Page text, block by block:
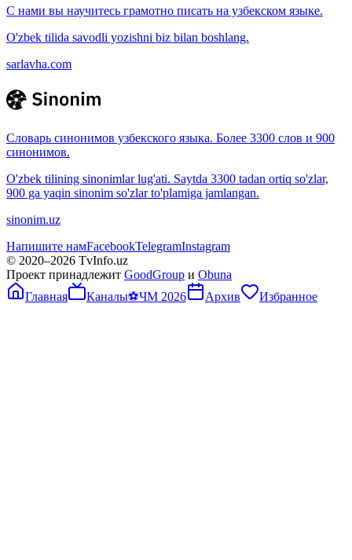
С нами вы научитесь грамотно писать на узбекском языке.
O'zbek tilida savodli yozishni biz bilan boshlang.
sarlavha.com
Словарь синонимов узбекского языка. Более 3300 слов и 900
синонимов.
O'zbek tilining sinonimlar lug'ati. Saytda 3300 tadan ortiq so'zlar,
900 ga yaqin sinonim so'zlar to'plamiga jamlangan.
sinonim.uz
Напишите намFacebookTelegramInstagram
© 2020–2026 TvInfo.uz
Проект принадлежит GoodGroup и Obuna
Главная
Каналы⚽ЧМ 2026 Архив Избранное